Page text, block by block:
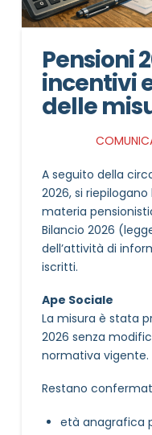
Pensioni
incentivi
delle
A seguito della
2026, si
materia
Bilancio 2026
dell’attività di
iscritti.
Ape Sociale
La misura è stata
2026 senza
normativa vigente.
Restano
età anagrafica